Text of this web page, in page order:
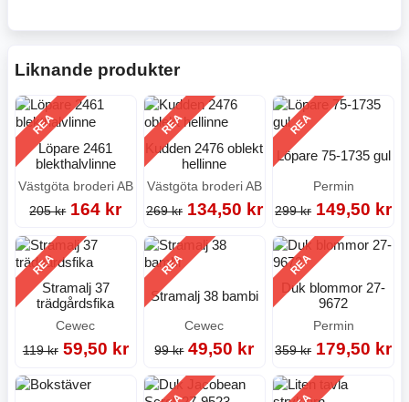
Liknande produkter
REA
Löpare 2461
blekthalvlinne
Västgöta broderi AB
205 kr 164 kr
REA
Kudden 2476 oblekt
hellinne
Västgöta broderi AB
269 kr 134,50 kr
REA
Löpare 75-1735 gul
Permin
299 kr 149,50 kr
REA
Stramalj 37
trädgårdsfika
Cewec
119 kr 59,50 kr
REA
Stramalj 38 bambi
Cewec
99 kr 49,50 kr
REA
Duk blommor 27-
9672
Permin
359 kr 179,50 kr